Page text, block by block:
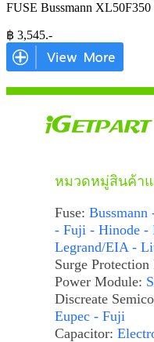
FUSE Bussmann
฿ 3,545.-
หมวดหมู่สินค้า
Fuse:
- Fuji - Hinode -
Legrand/EIA -
Surge Protection
Power Module:
Discreate
Eupec - Fuji
Capacitor: